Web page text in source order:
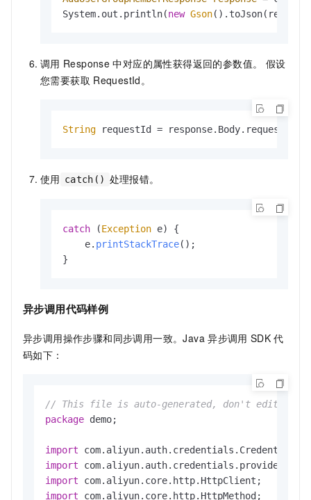
System.out.println(new Gson
调用 Response 中对应的属性获得返回的参数值。 假设
您需要获取 RequestId。
String requestId = response. Body. requestId
使用 catch() 处理报错。
catch (Exception e) {
    e.
printStackTrace();
}
异步调用代码样例
异步调用操作步骤和同步调用一致。Java 异步调用 SDK 代
码如下：
// This file is auto-generated, don't edit it.
package demo;
import
import
import
import